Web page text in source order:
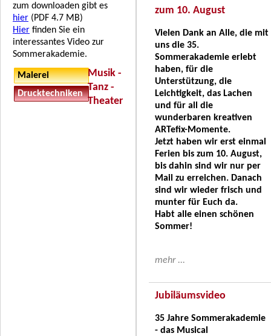
zum downloaden gibt es
hier (PDF 4.7 MB)
Hier finden Sie ein
interessantes Video zur
Sommerakademie.
Malerei
Drucktechniken
Musik -
Tanz -
Theater
zum 10. August
Vielen Dank an Alle, die mit
uns die 35.
Sommerakademie erlebt
haben, für die
Unterstützung, die
Leichtigkeit, das Lachen
und für all die
wunderbaren kreativen
ARTefix-Momente.
Jetzt haben wir erst einmal
Ferien bis zum 10. August,
bis dahin sind wir nur per
Mail zu erreichen. Danach
sind wir wieder frisch und
munter für Euch da.
Habt alle einen schönen
Sommer!
mehr ...
Jubiläumsvideo
35 Jahre Sommerakademie
- das Musical